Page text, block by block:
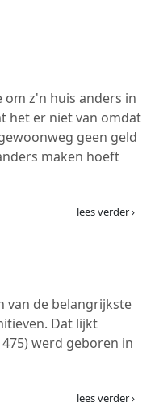
om z'n huis anders in
het er niet van omdat
geen geld
maken hoeft
lees verder ›
van de belangrijkste
Dat lijkt
werd geboren in
lees verder ›